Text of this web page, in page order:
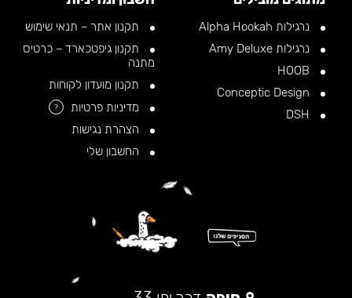
נרגילות Alpha Hookah
נרגילות Amy Deluxe
תקנון אתר – תנאי שימוש
תקנון גיפטכארד – כרטיס
מתנה
תקנון מועדון לקוחות
מדיניות פרטיות
?
הצהרת נגישות
החשבון שלי